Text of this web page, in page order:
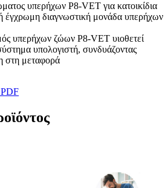
υπερήχων P8-VET για κατοικίδια
έγχρωμη διαγνωστική μονάδα υπερήχων
υπερήχων ζώων P8-VET υιοθετεί
υπολογιστή, συνδυάζοντας
στη μεταφορά